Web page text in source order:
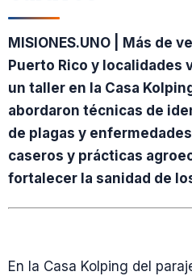
MISIONES.UNO | Más de
Puerto Rico y localidades
un taller en la Casa
abordaron técnicas de
de plagas y
caseros y prácticas
fortalecer la sanidad de
En la Casa Kolping del